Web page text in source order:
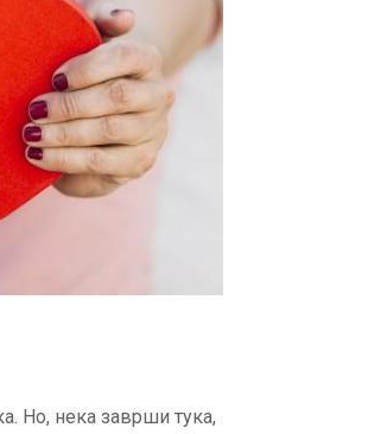
Но, нека заврши тука,